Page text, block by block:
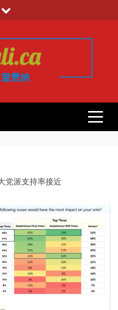
贾纳
党派支持率接近